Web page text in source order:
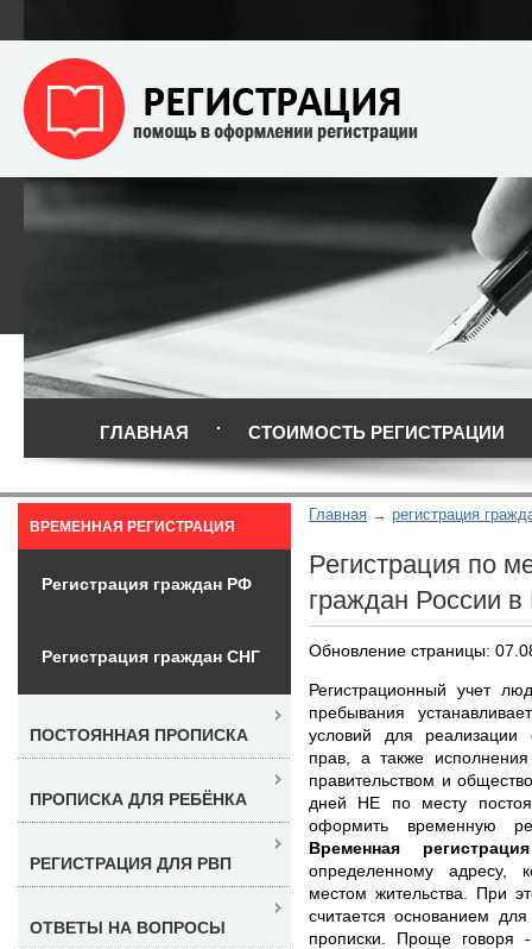
ГЛАВНАЯ СТОИМОСТЬ РЕГИСТРАЦИИ
Главная регистрация
Регистрация по
граждан России в
Обновление страницы:
Регистрационный учет
пребывания
условий для реализации
прав, а также
правительством и
дней НЕ по месту
оформить временную
Временная
определенному адресу,
местом жительства. При
считается основанием
прописки. Проще
ВРЕМЕННАЯ РЕГИСТРАЦИЯ
Регистрация граждан РФ
Регистрация граждан СНГ
ПОСТОЯННАЯ ПРОПИСКА
ПРОПИСКА ДЛЯ РЕБЁНКА
РЕГИСТРАЦИЯ ДЛЯ РВП
ОТВЕТЫ НА ВОПРОСЫ